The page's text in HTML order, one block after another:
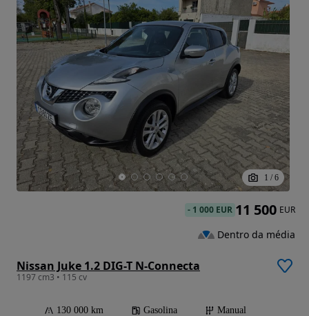
1 / 6
Nissan Juke 1.2 DIG-T N-Connecta
1197 cm3 • 115 cv
130 000 km Gasolina
Manual
- 1 000 EUR 11 500 EUR
Dentro da média